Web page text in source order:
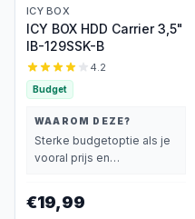
ICY BOX
ICY BOX HDD Carrier 3,5"
IB-129SSK-B
4.2
Budget
WAAROM DEZE?
Sterke budgetoptie als je
vooral prijs en
€19,99